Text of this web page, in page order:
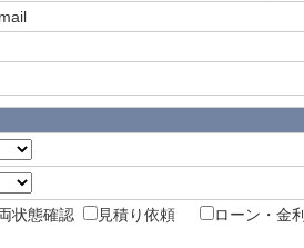
状態確認 見積り依頼
ローン・金利